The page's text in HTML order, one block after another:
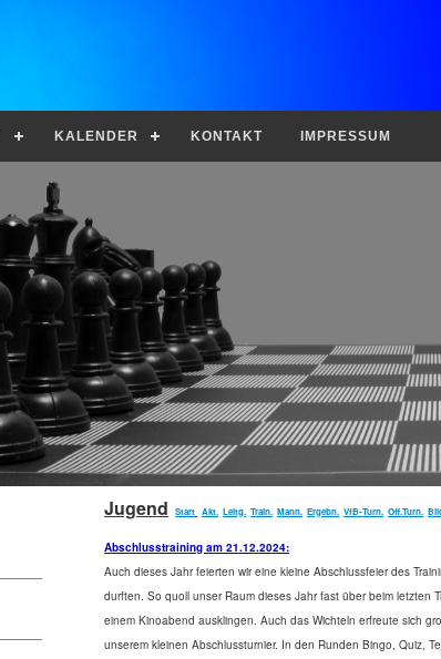
KALENDER KONTAKT IMPRESSUM
Jugend Start Akt. Leitg. Train. Mann. Ergebn. VfB-Turn. Off.Turn.
Abschlusstraining am 21.12.2024:
Auch dieses Jahr feierten wir eine kleine Abschlussfeier des
durften. So quoll unser Raum dieses Jahr fast über beim letzten
einem Kinoabend ausklingen. Auch das Wichteln erfreute sich
unserem kleinen Abschlussturnier. In den Runden Bingo, Quiz,